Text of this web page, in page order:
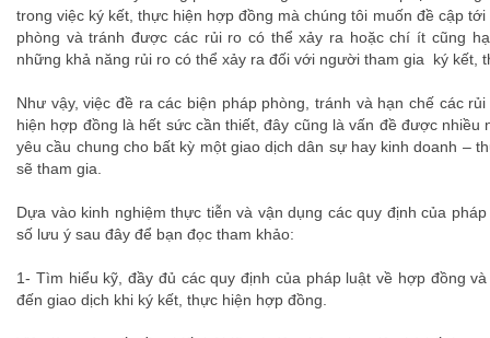
trong việc ký kết, thực hiện hợp đồng mà chúng tôi muốn đề cập
phòng và tránh được các rủi ro có thể xảy ra hoặc chí ít cũng
những khả năng rủi ro có thể xảy ra đối với người tham gia ký kết,
Như vậy, việc đề ra các biện pháp phòng, tránh và hạn chế các
hiện hợp đồng là hết sức cần thiết, đây cũng là vấn đề được nhiều
yêu cầu chung cho bất kỳ một giao dịch dân sự hay kinh doanh –
sẽ tham gia.
Dựa vào kinh nghiệm thực tiễn và vận dụng các quy định của
số lưu ý sau đây để bạn đọc tham khảo:
1- Tìm hiểu kỹ, đầy đủ các quy định của pháp luật về hợp đồng
đến giao dịch khi ký kết, thực hiện hợp đồng.